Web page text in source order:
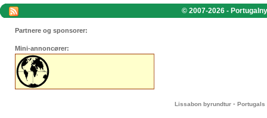
© 2007-2026 -
Partnere og sponsorer:
Mini-annoncører:
Lissabon byrundtur - Portugals